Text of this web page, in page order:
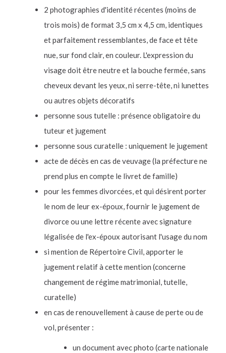
2 photographies d'identité récentes (moins de
trois mois) de format 3,5 cm x 4,5 cm, identiques
et parfaitement ressemblantes, de face et tête
nue, sur fond clair, en couleur. L'expression du
visage doit être neutre et la bouche fermée, sans
cheveux devant les yeux, ni serre-tête, ni lunettes
ou autres objets décoratifs
personne sous tutelle : présence obligatoire du
tuteur et jugement
personne sous curatelle : uniquement le jugement
acte de décès en cas de veuvage (la préfecture ne
prend plus en compte le livret de famille)
pour les femmes divorcées, et qui désirent porter
le nom de leur ex-époux, fournir le jugement de
divorce ou une lettre récente avec signature
légalisée de l'ex-époux autorisant l'usage du nom
si mention de Répertoire Civil, apporter le
jugement relatif à cette mention (concerne
changement de régime matrimonial, tutelle,
curatelle)
en cas de renouvellement à cause de perte ou de
vol, présenter :
un document avec photo (carte nationale